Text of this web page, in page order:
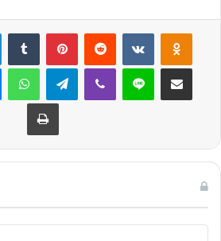
LinkedInTumblr PinterestReddit VKontakte
MessengerWhatsAppTelegramViber Line E-Posta ile
Yazdır